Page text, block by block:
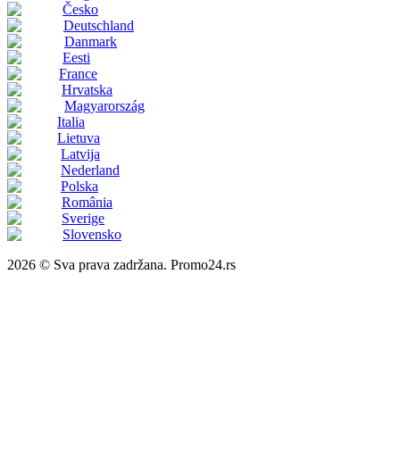
Česko
Deutschland
Danmark
Eesti
France
Hrvatska
Magyarország
Italia
Lietuva
Latvija
Nederland
Polska
România
Sverige
Slovensko
2026 © Sva prava zadržana. Promo24.rs